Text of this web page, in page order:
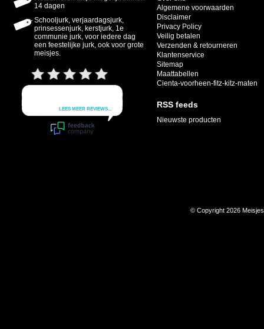
14 dagen
Schooljurk, verjaardagsjurk,
prinsessenjurk, kerstjurk, 1e
communie jurk, voor iedere dag
een feestelijke jurk, ook voor grote
meisjes.
Algemene voorwaarden
Disclaimer
Privacy Policy
Veilig betalen
Verzenden & retourneren
Klantenservice
Sitemap
Maattabellen
Cienta-voorheen-fitz-kitz-maten
RSS feeds
Nieuwste producten
© Copyright 2026